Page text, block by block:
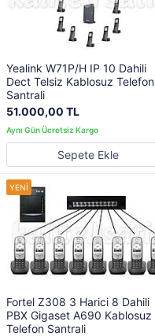
Yealink W71P/H IP 10 Dahili
Dect Telsiz Kablosuz Telefon
Santrali
51.000,00 TL
Sepete Ekle
Fortel Z308 3 Harici 8 Dahili
PBX Gigaset A690 Kablosuz
Telefon Santrali